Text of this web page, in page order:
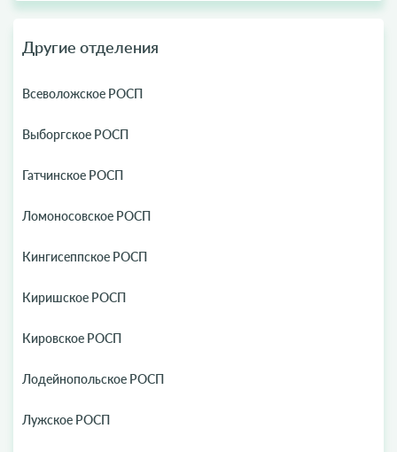
Другие отделения
Всеволожское РОСП
Выборгское РОСП
Гатчинское РОСП
Ломоносовское РОСП
Кингисеппское РОСП
Киришское РОСП
Кировское РОСП
Лодейнопольское РОСП
Лужское РОСП